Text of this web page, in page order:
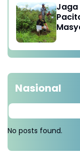
Jaga
Nasional
No posts found.